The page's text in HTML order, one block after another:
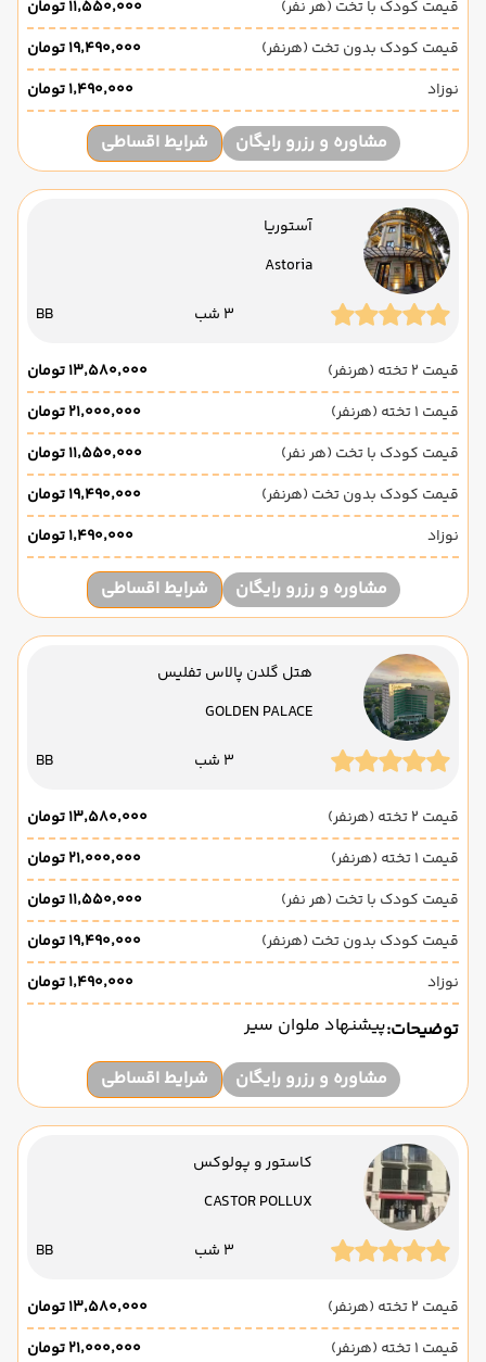
قیمت کودک با تخت (هر نفر)
۱۱٬۵۵۰٬۰۰۰ تومان
قیمت کودک بدون تخت (هرنفر)
۱۹٬۴۹۰٬۰۰۰ تومان
نوزاد
۱٬۴۹۰٬۰۰۰ تومان
مشاوره و رزرو رایگان شرایط اقساطی
آستوریا
Astoria
3 شب BB
قیمت 2 تخته (هرنفر)
۱۳٬۵۸۰٬۰۰۰ تومان
قیمت 1 تخته (هرنفر)
۲۱٬۰۰۰٬۰۰۰ تومان
قیمت کودک با تخت (هر نفر)
۱۱٬۵۵۰٬۰۰۰ تومان
قیمت کودک بدون تخت (هرنفر)
۱۹٬۴۹۰٬۰۰۰ تومان
نوزاد
۱٬۴۹۰٬۰۰۰ تومان
مشاوره و رزرو رایگان شرایط اقساطی
هتل گلدن پالاس تفلیس
GOLDEN PALACE
3 شب BB
قیمت 2 تخته (هرنفر)
۱۳٬۵۸۰٬۰۰۰ تومان
قیمت 1 تخته (هرنفر)
۲۱٬۰۰۰٬۰۰۰ تومان
قیمت کودک با تخت (هر نفر)
۱۱٬۵۵۰٬۰۰۰ تومان
قیمت کودک بدون تخت (هرنفر)
۱۹٬۴۹۰٬۰۰۰ تومان
نوزاد
۱٬۴۹۰٬۰۰۰ تومان
توضیحات:پیشنهاد ملوان سیر
مشاوره و رزرو رایگان
شرایط اقساطی
کاستور و پولوکس
CASTOR POLLUX
3 شب BB
قیمت 2 تخته (هرنفر)
۱۳٬۵۸۰٬۰۰۰ تومان
قیمت 1 تخته (هرنفر)
۲۱٬۰۰۰٬۰۰۰ تومان